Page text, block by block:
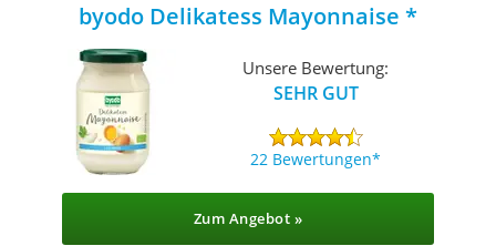
byodo Delikatess Mayonnaise
Unsere Bewertung:
SEHR GUT
22 Bewertungen
Zum Angebot »